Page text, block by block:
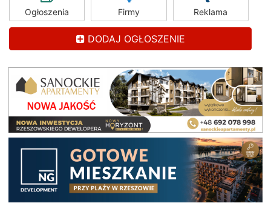
Ogłoszenia Firmy Reklama
DODAJ OGŁOSZENIE